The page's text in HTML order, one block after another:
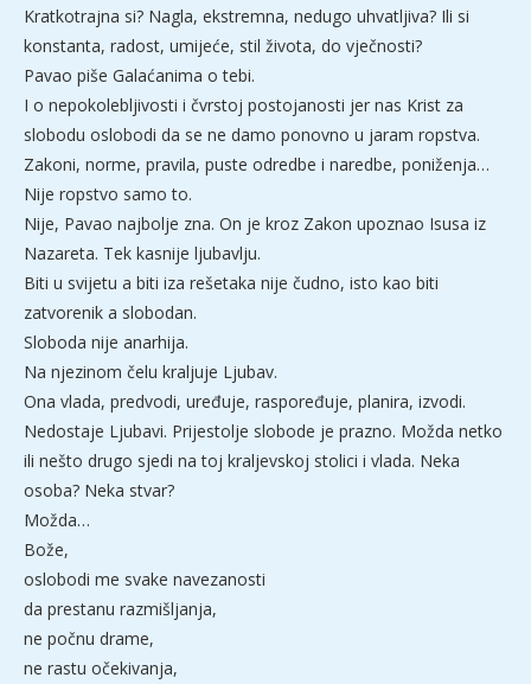
Kratkotrajna si? Nagla, ekstremna, nedugo uhvatljiva? Ili si
konstanta, radost, umijeće, stil života, do vječnosti?
Pavao piše Galaćanima o tebi.
I o nepokolebljivosti i čvrstoj postojanosti jer nas Krist za
slobodu oslobodi da se ne damo ponovno u jaram ropstva.
Zakoni, norme, pravila, puste odredbe i naredbe, poniženja…
Nije ropstvo samo to.
Nije, Pavao najbolje zna. On je kroz Zakon upoznao Isusa iz
Nazareta. Tek kasnije ljubavlju.
Biti u svijetu a biti iza rešetaka nije čudno, isto kao biti
zatvorenik a slobodan.
Sloboda nije anarhija.
Na njezinom čelu kraljuje Ljubav.
Ona vlada, predvodi, uređuje, raspoređuje, planira, izvodi.
Nedostaje Ljubavi. Prijestolje slobode je prazno. Možda netko
ili nešto drugo sjedi na toj kraljevskoj stolici i vlada. Neka
osoba? Neka stvar?
Možda…
Bože,
oslobodi me svake navezanosti
da prestanu razmišljanja,
ne počnu drame,
ne rastu očekivanja,